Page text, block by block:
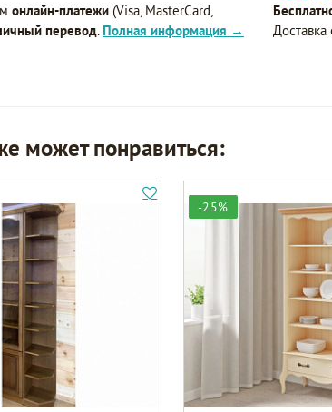
онлайн-платежи (Visa, MasterCard,
перевод. Полная информация →
может понравиться:
-25%